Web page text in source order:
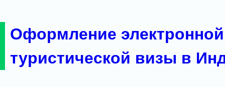
Оформление электронной
туристической визы в